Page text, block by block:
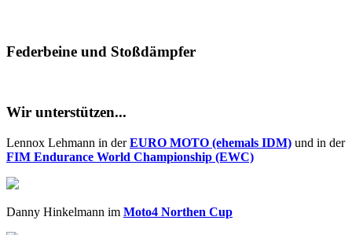
Federbeine und Stoßdämpfer
Wir unterstützen...
Lennox Lehmann in derEURO MOTO (ehemals IDM) und in der
FIM Endurance World Championship (EWC)
Danny Hinkelmann im Moto4 Northen Cup